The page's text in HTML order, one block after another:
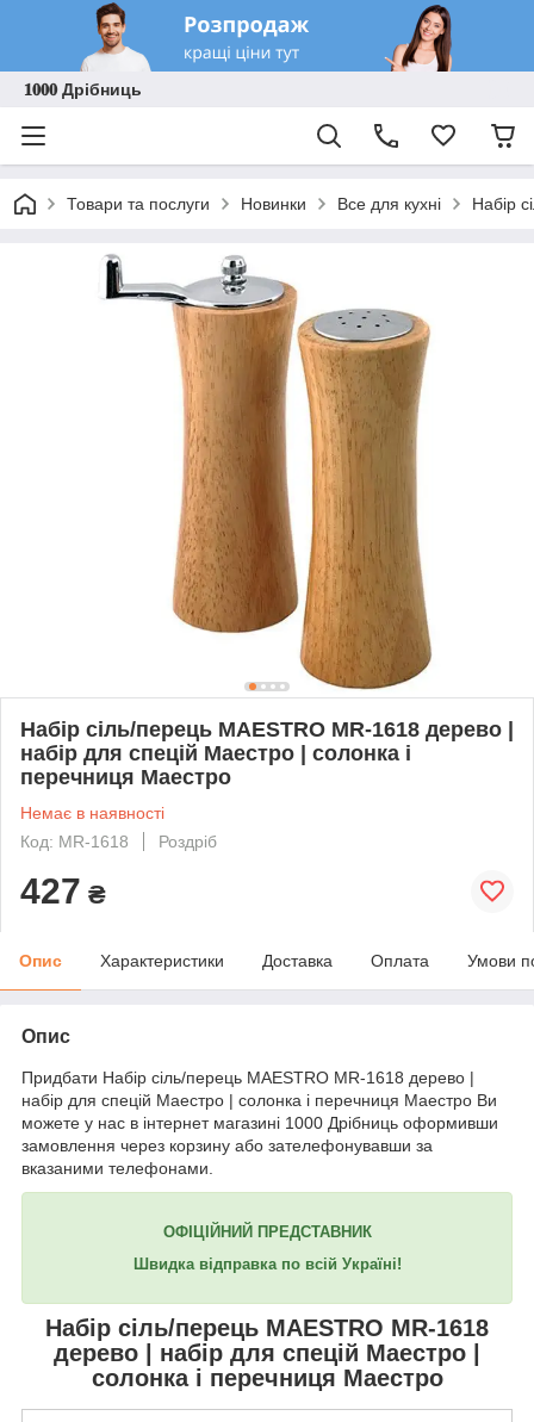
𝟏𝟎𝟎𝟎 Дрібниць
Товари та послуги Новинки Все для кухні Набір
Набір сіль/перець MAESTRO MR-1618 дерево |
набір для спецій Маестро | солонка і
перечниця Маестро
Немає в наявності
Код: MR-1618
Роздріб
427 ₴
Опис Характеристики Доставка Оплата Умови
Опис
Придбати Набір сіль/перець MAESTRO MR-1618 дерево |
набір для спецій Маестро | солонка і перечниця Маестро Ви
можете у нас в інтернет магазині 1000 Дрібниць оформивши
замовлення через корзину або зателефонувавши за
вказаними телефонами.
ОФІЦІЙНИЙ ПРЕДСТАВНИК
Швидка відправка по всій Україні!
Набір сіль/перець MAESTRO MR-1618
дерево | набір для спецій Маестро |
солонка і перечниця Маестро